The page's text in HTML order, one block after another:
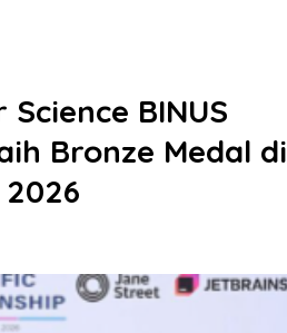
BINUS
Bronze Medal di